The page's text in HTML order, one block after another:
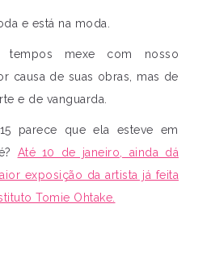
e está na moda.
mexe com nosso
causa de suas obras, mas de
e de vanguarda.
parece que ela esteve em
Até 10 de janeiro, ainda dá
exposição da artista já feita
Tomie Ohtake.